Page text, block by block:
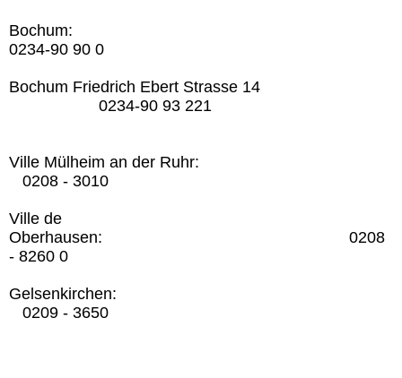
Bochum:
0234-90 90 0
Bochum Friedrich Ebert Strasse 14
0234-90 93 221
Ville Mülheim an der Ruhr:
0208 - 3010
Ville de
Oberhausen: 0208
- 8260 0
Gelsenkirchen:
0209 - 3650